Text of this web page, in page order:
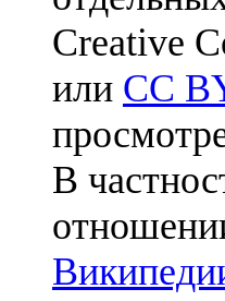
Creative
или CC
В